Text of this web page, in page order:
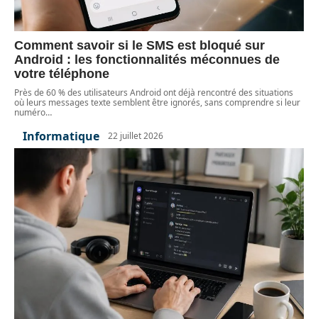
Comment savoir si le SMS est bloqué sur
Android : les fonctionnalités méconnues de
votre téléphone
Près de 60 % des utilisateurs Android ont déjà rencontré des situations
où leurs messages texte semblent être ignorés, sans comprendre si leur
numéro…
Informatique 22 juillet 2026